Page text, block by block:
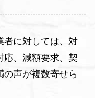
者に対しては、対
応、減額要求、契
の声が複数寄せら